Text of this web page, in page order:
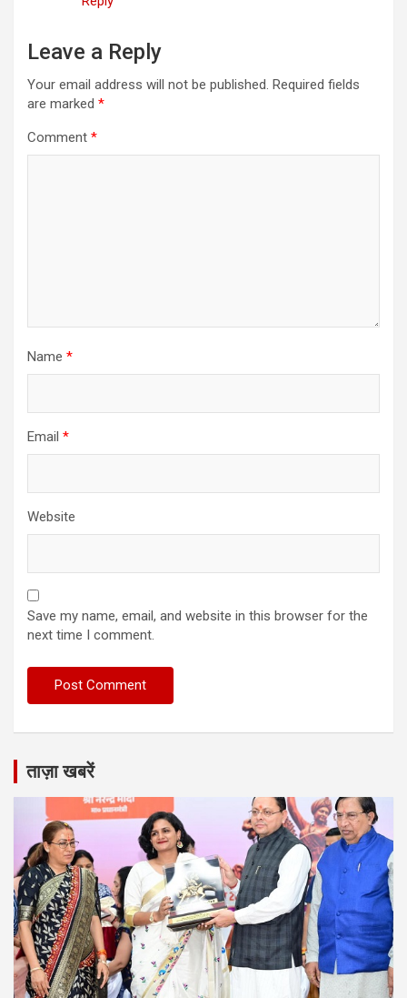
Leave a Reply
Your email address will not be published. Required fields
are marked *
Comment *
Name *
Email *
Website
Save my name, email, and website in this browser for the
next time I comment.
ताज़ा खबरें